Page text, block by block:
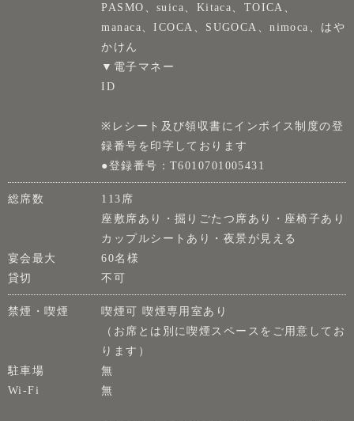
PASMO、suica、Kitaca、TOICA、
manaca、ICOCA、SUGOCA、nimoca、はや
かけん
▼電子マネー
ID
※レシート及び領収書にインボイス制度の登
録番号を印字しております
●登録番号：T6010701005431
総席数
113席
座敷席あり・掘りごたつ席あり・座椅子あり
カップルシートあり・夜景が見える
宴会最大
60名様
貸切
不可
禁煙・喫煙
喫煙可 喫煙専用室あり
（お席とは別に喫煙スペースをご用意してお
ります）
駐車場
無
Wi-Fi
無